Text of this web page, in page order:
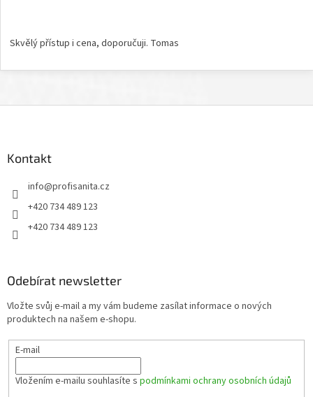
Skvělý přístup i cena, doporučuji. Tomas
Kontakt
info@profisanita.cz
+420 734 489 123
+420 734 489 123
Odebírat newsletter
Vložte svůj e-mail a my vám budeme zasílat informace o nových
produktech na našem e-shopu.
E-mail
Vložením e-mailu souhlasíte s podmínkami ochrany osobních údajů